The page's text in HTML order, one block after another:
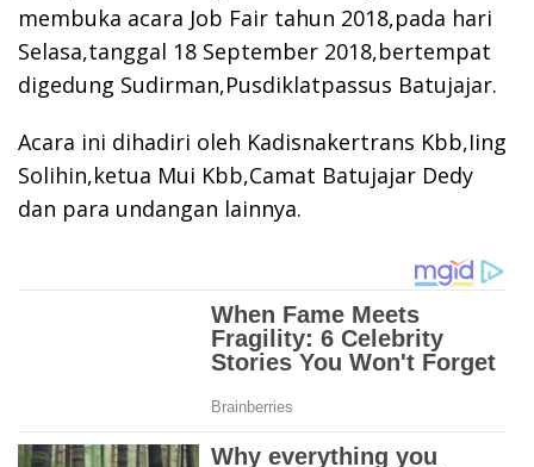
membuka acara Job Fair tahun 2018,pada hari
Selasa,tanggal 18 September 2018,bertempat
digedung Sudirman,Pusdiklatpassus Batujajar.
Acara ini dihadiri oleh Kadisnakertrans Kbb,Iing
Solihin,ketua Mui Kbb,Camat Batujajar Dedy
dan para undangan lainnya.